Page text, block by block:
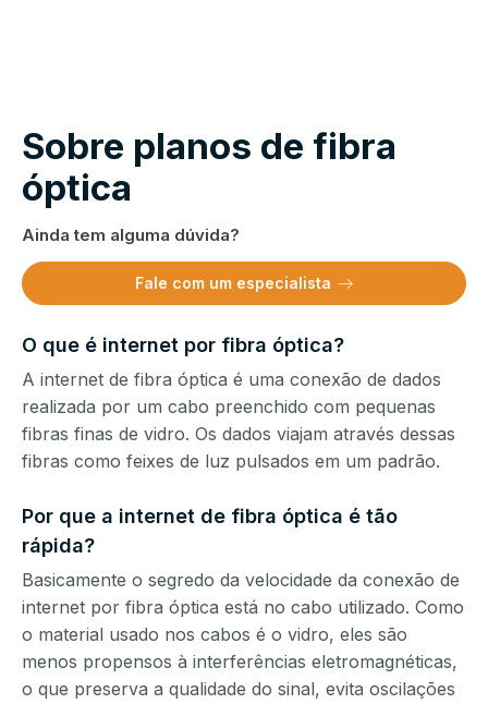
Sobre planos de fibra
óptica
Ainda tem alguma dúvida?
Fale com um especialista
O que é internet por fibra óptica?
A internet de fibra óptica é uma conexão de dados
realizada por um cabo preenchido com pequenas
fibras finas de vidro. Os dados viajam através dessas
fibras como feixes de luz pulsados em um padrão.
Por que a internet de fibra óptica é tão
rápida?
Basicamente o segredo da velocidade da conexão de
internet por fibra óptica está no cabo utilizado. Como
o material usado nos cabos é o vidro, eles são
menos propensos à interferências eletromagnéticas,
o que preserva a qualidade do sinal, evita oscilações